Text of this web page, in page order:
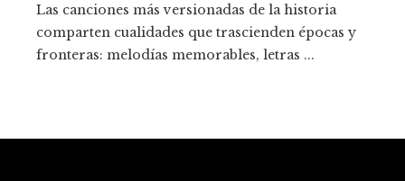
Las canciones más versionadas de la historia
comparten cualidades que trascienden épocas y
fronteras: melodías memorables, letras ...